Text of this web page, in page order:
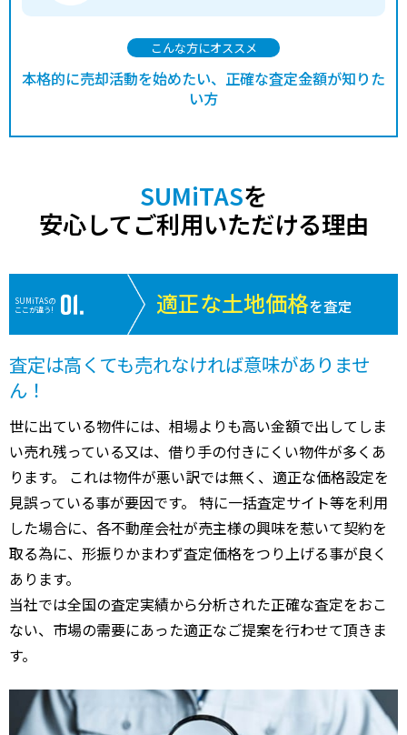
こんな方にオススメ
本格的に売却活動を始めたい、正確な査定金額が知りた
い方
SUMiTASを
安心してご利用いただける理由
SUMiTASの
ここが違う!
適正な土地価格を査定
査定は高くても売れなければ意味がありませ
ん！
世に出ている物件には、相場よりも高い金額で出してしま
い売れ残っている又は、借り手の付きにくい物件が多くあ
ります。 これは物件が悪い訳では無く、適正な価格設定を
見誤っている事が要因です。 特に一括査定サイト等を利用
した場合に、各不動産会社が売主様の興味を惹いて契約を
取る為に、形振りかまわず査定価格をつり上げる事が良く
あります。
当社では全国の査定実績から分析された正確な査定をおこ
ない、市場の需要にあった適正なご提案を行わせて頂きま
す。